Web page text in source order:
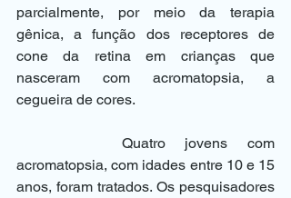
parcialmente, por meio da terapia
gênica, a função dos receptores de
cone da retina em crianças que
nasceram com acromatopsia, a
cegueira de cores.
acromatopsia, com idades entre 10 e 15
anos, foram tratados. Os pesquisadores